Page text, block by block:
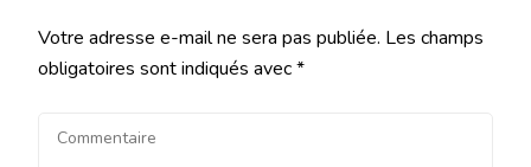
Votre adresse e-mail ne sera pas publiée. Les champs
obligatoires sont indiqués avec*